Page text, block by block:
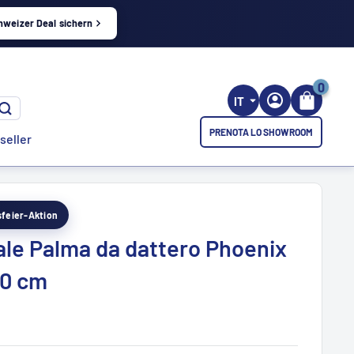
Deal sichern
IT
0
PRENOTA LO SHOWROOM
Aktion
Palma da dattero Phoenix
cm